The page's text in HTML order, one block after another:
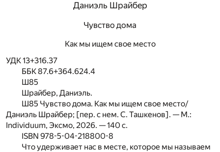
Даниэль Шрайбер
Чувство дома
Как мы ищем свое место
УДК 13+316.37
ББК 87.6+364.624.4
Ш85
Шрайбер, Даниэль.
Ш85 Чувство дома. Как мы ищем свое место/
Даниэль Шрайбер; [пер. с нем. С. Ташкенов]. — М.:
Individuum, Эксмо, 2026. —140 с.
ISBN 978-5-04-218800-8
Что удерживает нас в месте, которое мы называем